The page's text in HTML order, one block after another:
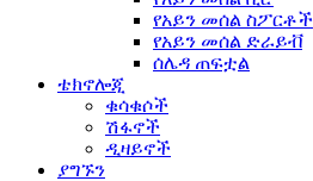
የአይን መሰል ስፖርቶች
የአይን መሰል ድራይቭ
ሰሌዳ ጠፍቷል
ቴክኖሎጂ
ቁሳቁሶች
ሽፋኖች
ዲዛይኖች
ያግኙን